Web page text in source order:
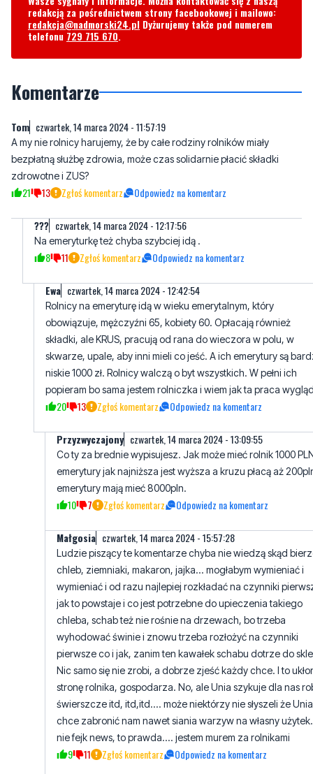
Komentarze
A my nie rolnicy harujemy, że by całe rodziny rolników miały
zdrowotne i ZUS?
21 13 Zgłoś komentarz Odpowiedz na komentarz
??? czwartek, 14 marca 2024 - 12:17:56
Na emeryturkę też chyba szybciej idą .
Ewa czwartek, 14 marca 2024 - 12:42:54
Rolnicy na emeryturę idą w wieku emerytalnym, który
składki, ale KRUS, pracują od rana do wieczora w polu, w
skwarze, upale, aby inni mieli co jeść. A ich emerytury są
niskie 1000 zł. Rolnicy walczą o byt wszystkich. W pełni ich
popieram bo sama jestem rolniczka i wiem jak ta praca
20 13 Zgłoś komentarz Odpowiedz na komentarz
Przyzwyczajony czwartek, 14 marca 2024 - 13:09:55
Co ty za brednie wypisujesz. Jak może mieć rolnik 1000
emerytury mają mieć 8000pln.
10 7 Zgłoś komentarz Odpowiedz na komentarz
Małgosia czwartek, 14 marca 2024 - 15:57:28
Ludzie piszący te komentarze chyba nie wiedzą skąd
wymieniać i od razu najlepiej rozkładać na czynniki
jak to powstaje i co jest potrzebne do upieczenia takiego
chleba, schab też nie rośnie na drzewach, bo trzeba
wyhodować świnie i znowu trzeba rozłożyć na czynniki
pierwsze co i jak, zanim ten kawałek schabu dotrze do
Nic samo się nie zrobi, a dobrze zjeść każdy chce. I to
stronę rolnika, gospodarza. No, ale Unia szykuje dla nas
świerszcze itd, itd,itd.... może niektórzy nie słyszeli że Unia
chce zabronić nam nawet siania warzyw na własny
nie fejk news, to prawda.... jestem murem za rolnikami
9 11 Zgłoś komentarz Odpowiedz na komentarz
Przyzwyczajony czwartek, 14 marca 2024 - 16:55:50
Ewa, Małgorzata, Janek ten sam nik. Co ty masz za